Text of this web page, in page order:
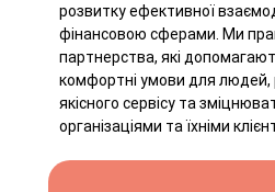
розвитку ефективної
фінансовою сферами. Ми
партнерства, які
комфортні умови для людей,
якісного сервісу та
організаціями та їхніми